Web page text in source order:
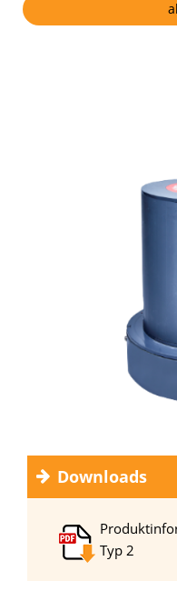
Bitte lasse dieses
Downloads
Typ 2